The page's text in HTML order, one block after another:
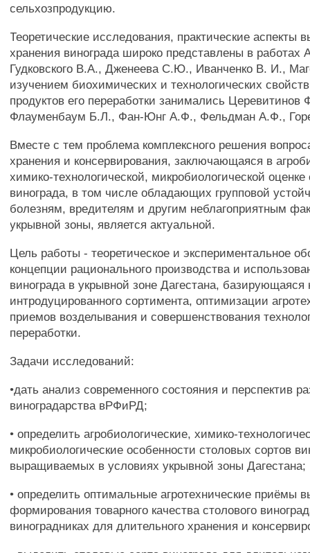
сельхозпродукцию.
Теоретические исследования, практические аспекты
хранения винограда широко представлены в работах
Гудковского В.А., Дженеева С.Ю., Иванченко В. И.,
изучением биохимических и технологических
продуктов его переработки занимались Церевитинов
Флауменбаум Б.Л., Фан-Юнг А.Ф., Фельдман А.Ф.,
Вместе с тем проблема комплексного решения
хранения и консервирования, заключающаяся в
химико-технологической, микробиологической
винограда, в том числе обладающих групповой
болезням, вредителям и другим неблагоприятным
укрывной зоны, является актуальной.
Цель работы - теоретическое и экспериментальное
концепции рационального производства и
винограда в укрывной зоне Дагестана, базирующаяся
интродуцированного сортимента, оптимизации
приемов возделывания и совершенствования
переработки.
Задачи исследований:
•дать анализ современного состояния и перспектив
виноградарства вРФиРД;
• определить агробиологические, химико-
микробиологические особенности столовых сортов
выращиваемых в условиях укрывной зоны Дагестана;
• определить оптимальные агротехнические приёмы
формирования товарного качества столового
виноградниках для длительного хранения и